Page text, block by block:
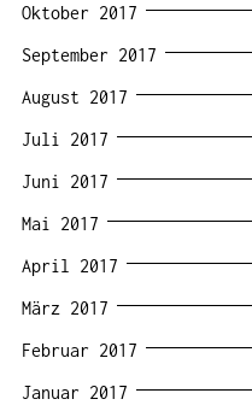
Oktober 2017
September 2017
August 2017
Juli 2017
Juni 2017
Mai 2017
April 2017
März 2017
Februar 2017
Januar 2017